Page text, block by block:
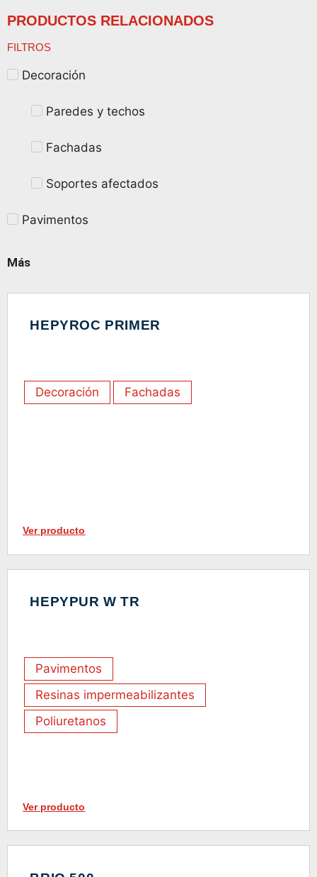
PRODUCTOS RELACIONADOS
FILTROS
Decoración
Paredes y techos
Fachadas
Soportes afectados
Pavimentos
Más
HEPYROC PRIMER
Decoración Fachadas
Ver producto
HEPYPUR W TR
Pavimentos
Resinas impermeabilizantes
Poliuretanos
Ver producto